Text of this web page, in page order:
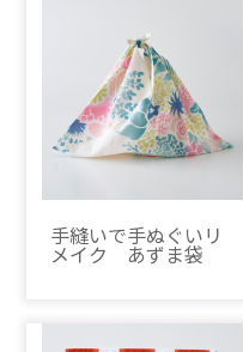
手縫いで手ぬぐいリ
メイク あずま袋